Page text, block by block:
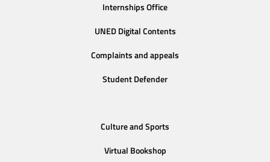
Internships Office
UNED Digital Contents
Complaints and appeals
Student Defender
Culture and Sports
Virtual Bookshop